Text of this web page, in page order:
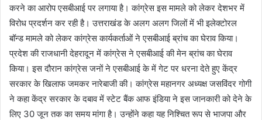
करने का आरोप एसबीआई पर लगाया है। कांग्रेस इस मामले को लेकर देशभर में
विरोध प्रदर्शन कर रही है। उत्तराखंड के अलग अलग जिलों में भी इलेक्टोरल
बॉन्ड मामले को लेकर कांग्रेस कार्यकर्ताओं ने एसबीआई ब्रांच का घेराव किया।
प्रदेश की राजधानी देहरादून में कांग्रेस ने एसबीआई की मेन ब्रांच का घेराव
किया। इस दौरान कांग्रेस जनों ने एसबीआई के में गेट पर धरना देते हुए केंद्र
सरकार के खिलाफ जमकर नारेबाजी की। कांग्रेस महानगर अध्यक्ष जसविंदर गोगी
ने कहा केंद्र सरकार के दबाव में स्टेट बैंक आफ इंडिया ने इस जानकारी को देने के
लिए 30 जून तक का समय मांगा है। उन्होंने कहा यह निश्चित रूप से भाजपा और